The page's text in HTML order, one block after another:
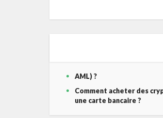
AML) ?
Comment acheter des
une carte bancaire ?